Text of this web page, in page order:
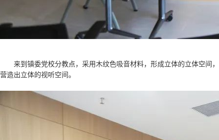
来到镇委党校分教点，采用木纹色吸音材料，形成立体的立体空间，
营造出立体的视听空间。